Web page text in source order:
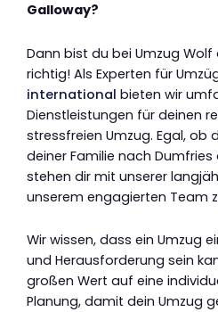
Galloway?
Dann bist du bei Umzug
richtig! Als Experten für
international bieten wir
Dienstleistungen für deinen
stressfreien Umzug. Egal, ob
deiner Familie nach
stehen dir mit unserer
unserem engagierten Team
Wir wissen, dass ein Umzug
und Herausforderung sein
großen Wert auf eine
Planung, damit dein Umzug